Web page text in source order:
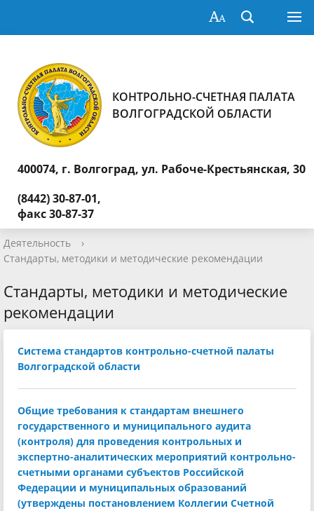
КОНТРОЛЬНО-СЧЕТНАЯ ПАЛАТА
ВОЛГОГРАДСКОЙ ОБЛАСТИ
400074, г. Волгоград, ул. Рабоче-Крестьянская, 30
(8442) 30-87-01,
факс 30-87-37
Деятельность
›
Стандарты, методики и методические рекомендации
Стандарты, методики и методические
рекомендации
Система стандартов контрольно-счетной палаты
Волгоградской области
Общие требования к стандартам внешнего
государственного и муниципального аудита
(контроля) для проведения контрольных и
экспертно-аналитических мероприятий контрольно-
счетными органами субъектов Российской
Федерации и муниципальных образований
(утверждены постановлением Коллегии Счетной